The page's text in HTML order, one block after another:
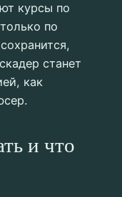
курсы по
по
станет
как
и что